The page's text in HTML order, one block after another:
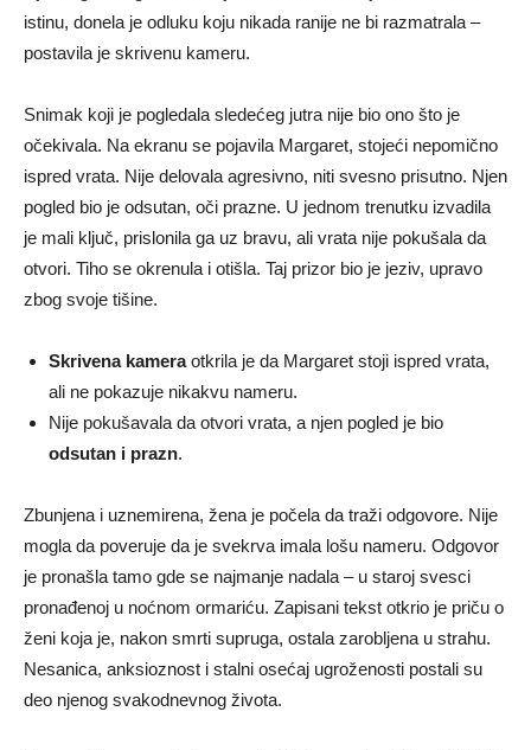
istinu, donela je odluku koju nikada ranije ne bi razmatrala –
postavila je skrivenu kameru.
Snimak koji je pogledala sledećeg jutra nije bio ono što je
očekivala. Na ekranu se pojavila Margaret, stojeći nepomično
ispred vrata. Nije delovala agresivno, niti svesno prisutno. Njen
pogled bio je odsutan, oči prazne. U jednom trenutku izvadila
je mali ključ, prislonila ga uz bravu, ali vrata nije pokušala da
otvori. Tiho se okrenula i otišla. Taj prizor bio je jeziv, upravo
zbog svoje tišine.
Skrivena kameraotkrila je da Margaret stoji ispred vrata,
ali ne pokazuje nikakvu nameru.
Nije pokušavala da otvori vrata, a njen pogled je bio
odsutan i prazn.
Zbunjena i uznemirena, žena je počela da traži odgovore. Nije
mogla da poveruje da je svekrva imala lošu nameru. Odgovor
je pronašla tamo gde se najmanje nadala – u staroj svesci
pronađenoj u noćnom ormariću. Zapisani tekst otkrio je priču o
ženi koja je, nakon smrti supruga, ostala zarobljena u strahu.
Nesanica, anksioznost i stalni osećaj ugroženosti postali su
deo njenog svakodnevnog života.